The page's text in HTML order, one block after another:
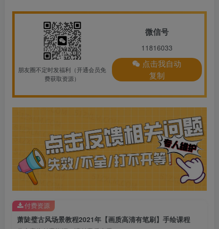
朋友圈不定时发福利（开通会员免
费获取资源）
微信号
11816033
点击我自动
复制
萧陡璧古风场景教程2021年【画质高清有笔刷】手绘课程
付费资源